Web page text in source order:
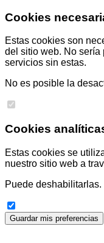
Cookies
Estas cookies son
del sitio web. No
servicios sin estas.
No es posible la
Cookies
Estas cookies se
nuestro sitio web a
Puede deshabilitarlas.
Guardar mis preferencias